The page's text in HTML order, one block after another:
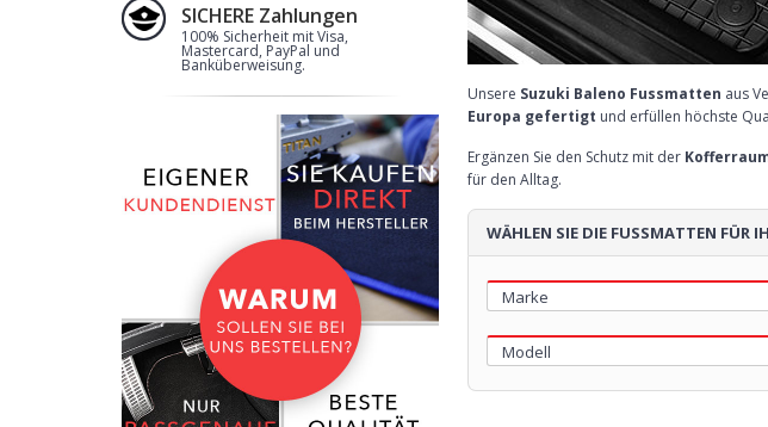
Unsere Suzuki Baleno Fussmatten aus
Europa gefertigt und erfüllen höchste
Ergänzen Sie den Schutz mit der
für den Alltag.
WÄHLEN SIE DIE FUSSMATTEN FÜR
SICHERE Zahlungen
100% Sicherheit mit Visa,
Mastercard, PayPal und
Banküberweisung.